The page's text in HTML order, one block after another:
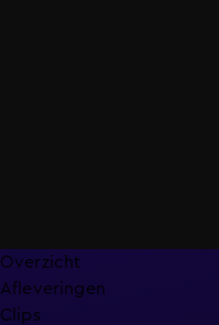
Overzicht
Afleveringen
Clips